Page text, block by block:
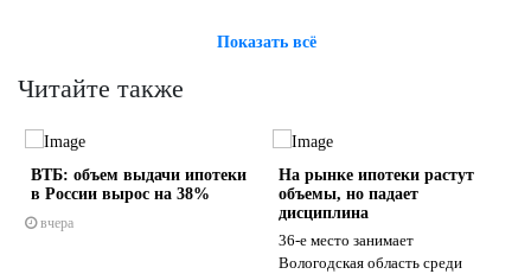
Показать всё
Читайте также
ВТБ: объем выдачи ипотеки
в России вырос на 38%
вчера
На рынке ипотеки растут
объемы, но падает
дисциплина
36-е место занимает
Вологодская область среди